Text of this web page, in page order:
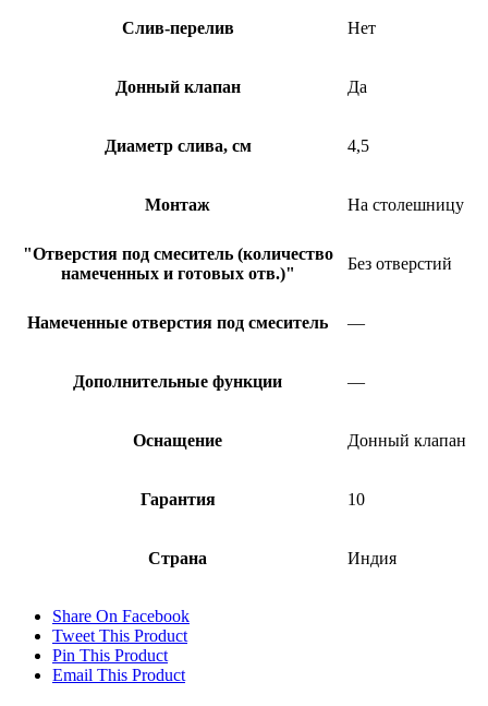
Слив-перелив Нет
Донный клапан Да
Диаметр слива, см 4,5
Монтаж На столешницу
"Отверстия под смеситель (количество
намеченных и готовых отв.)"
Без отверстий
Намеченные отверстия под смеситель —
Дополнительные функции —
Оснащение Донный клапан
Гарантия 10
Страна Индия
Share On Facebook
Tweet This Product
Pin This Product
Email This Product